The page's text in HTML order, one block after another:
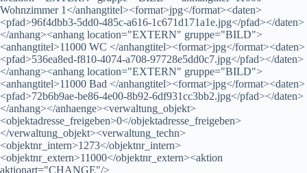
Wohnzimmer 1</anhangtitel><format>jpg</format><daten>
<pfad>96f4dbb3-5dd0-485c-a616-1c671d171a1e.jpg</pfad></daten>
</anhang><anhang location="EXTERN" gruppe="BILD">
<anhangtitel>11000 WC </anhangtitel><format>jpg</format><daten>
<pfad>536ea8ed-f810-4074-a708-97728e5dd0c7.jpg</pfad></daten>
</anhang><anhang location="EXTERN" gruppe="BILD">
<anhangtitel>11000 Bad </anhangtitel><format>jpg</format><daten>
<pfad>72b6b9ae-be86-4e00-8b92-6df931cc3bb2.jpg</pfad></daten>
</anhang></anhaenge><verwaltung_objekt>
<objektadresse_freigeben>0</objektadresse_freigeben>
</verwaltung_objekt><verwaltung_techn>
<objektnr_intern>1273</objektnr_intern>
<objektnr_extern>11000</objektnr_extern><aktion
aktionart="CHANGE"/>